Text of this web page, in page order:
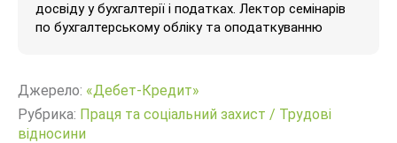
досвіду у бухгалтерії і податках. Лектор семінарів
по бухгалтерському обліку та оподаткуванню
Джерело: «Дебет-Кредит»
Рубрика: Праця та соціальний захист / Трудові
відносини